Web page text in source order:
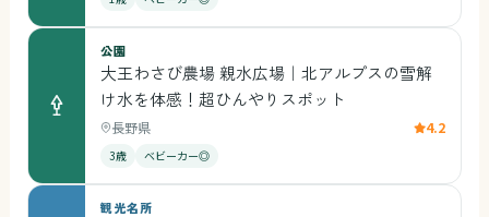
公園
大王わさび農場 親水広場｜北アルプスの雪解
け水を体感！超ひんやりスポット
長野県 4.2
3歳 ベビーカー◎
観光名所